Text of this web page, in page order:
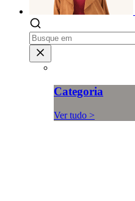
Categoria
Ver tudo >